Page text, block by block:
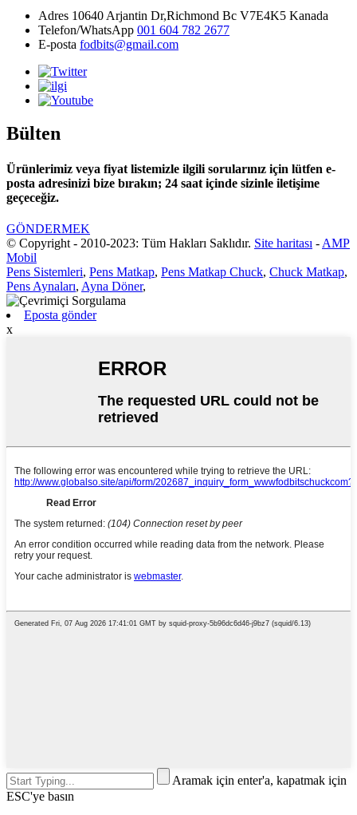
Adres 10640 Arjantin Dr,Richmond Bc V7E4K5 Kanada
Telefon/WhatsApp 001 604 782 2677
E-posta fodbits@gmail.com
Bülten
Ürünlerimiz veya fiyat listemizle ilgili sorularınız için lütfen e-
posta adresinizi bize bırakın; 24 saat içinde sizinle iletişime
geçeceğiz.
GÖNDERMEK
© Copyright - 2010-2023: Tüm Hakları Saklıdır. Site haritası - AMP
Mobil
Pens Sistemleri, Pens Matkap, Pens Matkap Chuck, Chuck Matkap,
Pens Aynaları, Ayna Döner,
Eposta gönder
x
Aramak için enter'a, kapatmak için
ESC'ye basın